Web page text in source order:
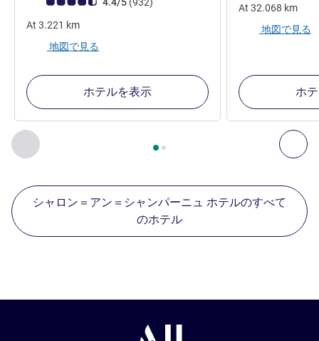
前に戻る - 周辺の他の施設 次
2ページ中 , 周辺の他の施設 1 :, 周辺の他の施設 2
At 3.221 km
地図で見る
ホテルを表示
At 32.068 km
地図で見る
ホ
シャロン＝アン＝シャンパーニュ ホテルのすべて
のホテル